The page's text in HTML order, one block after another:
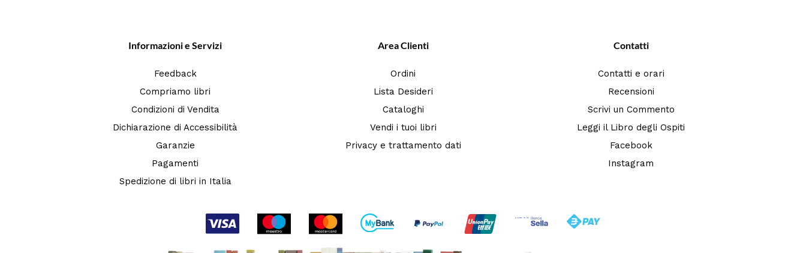
Informazioni e Servizi
Feedback
Compriamo libri
Condizioni di Vendita
Dichiarazione di Accessibilità
Garanzie
Pagamenti
Spedizione di libri in Italia
Area Clienti
Ordini
Lista Desideri
Cataloghi
Vendi i tuoi libri
Privacy e trattamento dati
Contatti
Contatti e orari
Recensioni
Scrivi un Commento
Leggi il Libro degli Ospiti
Facebook
Instagram